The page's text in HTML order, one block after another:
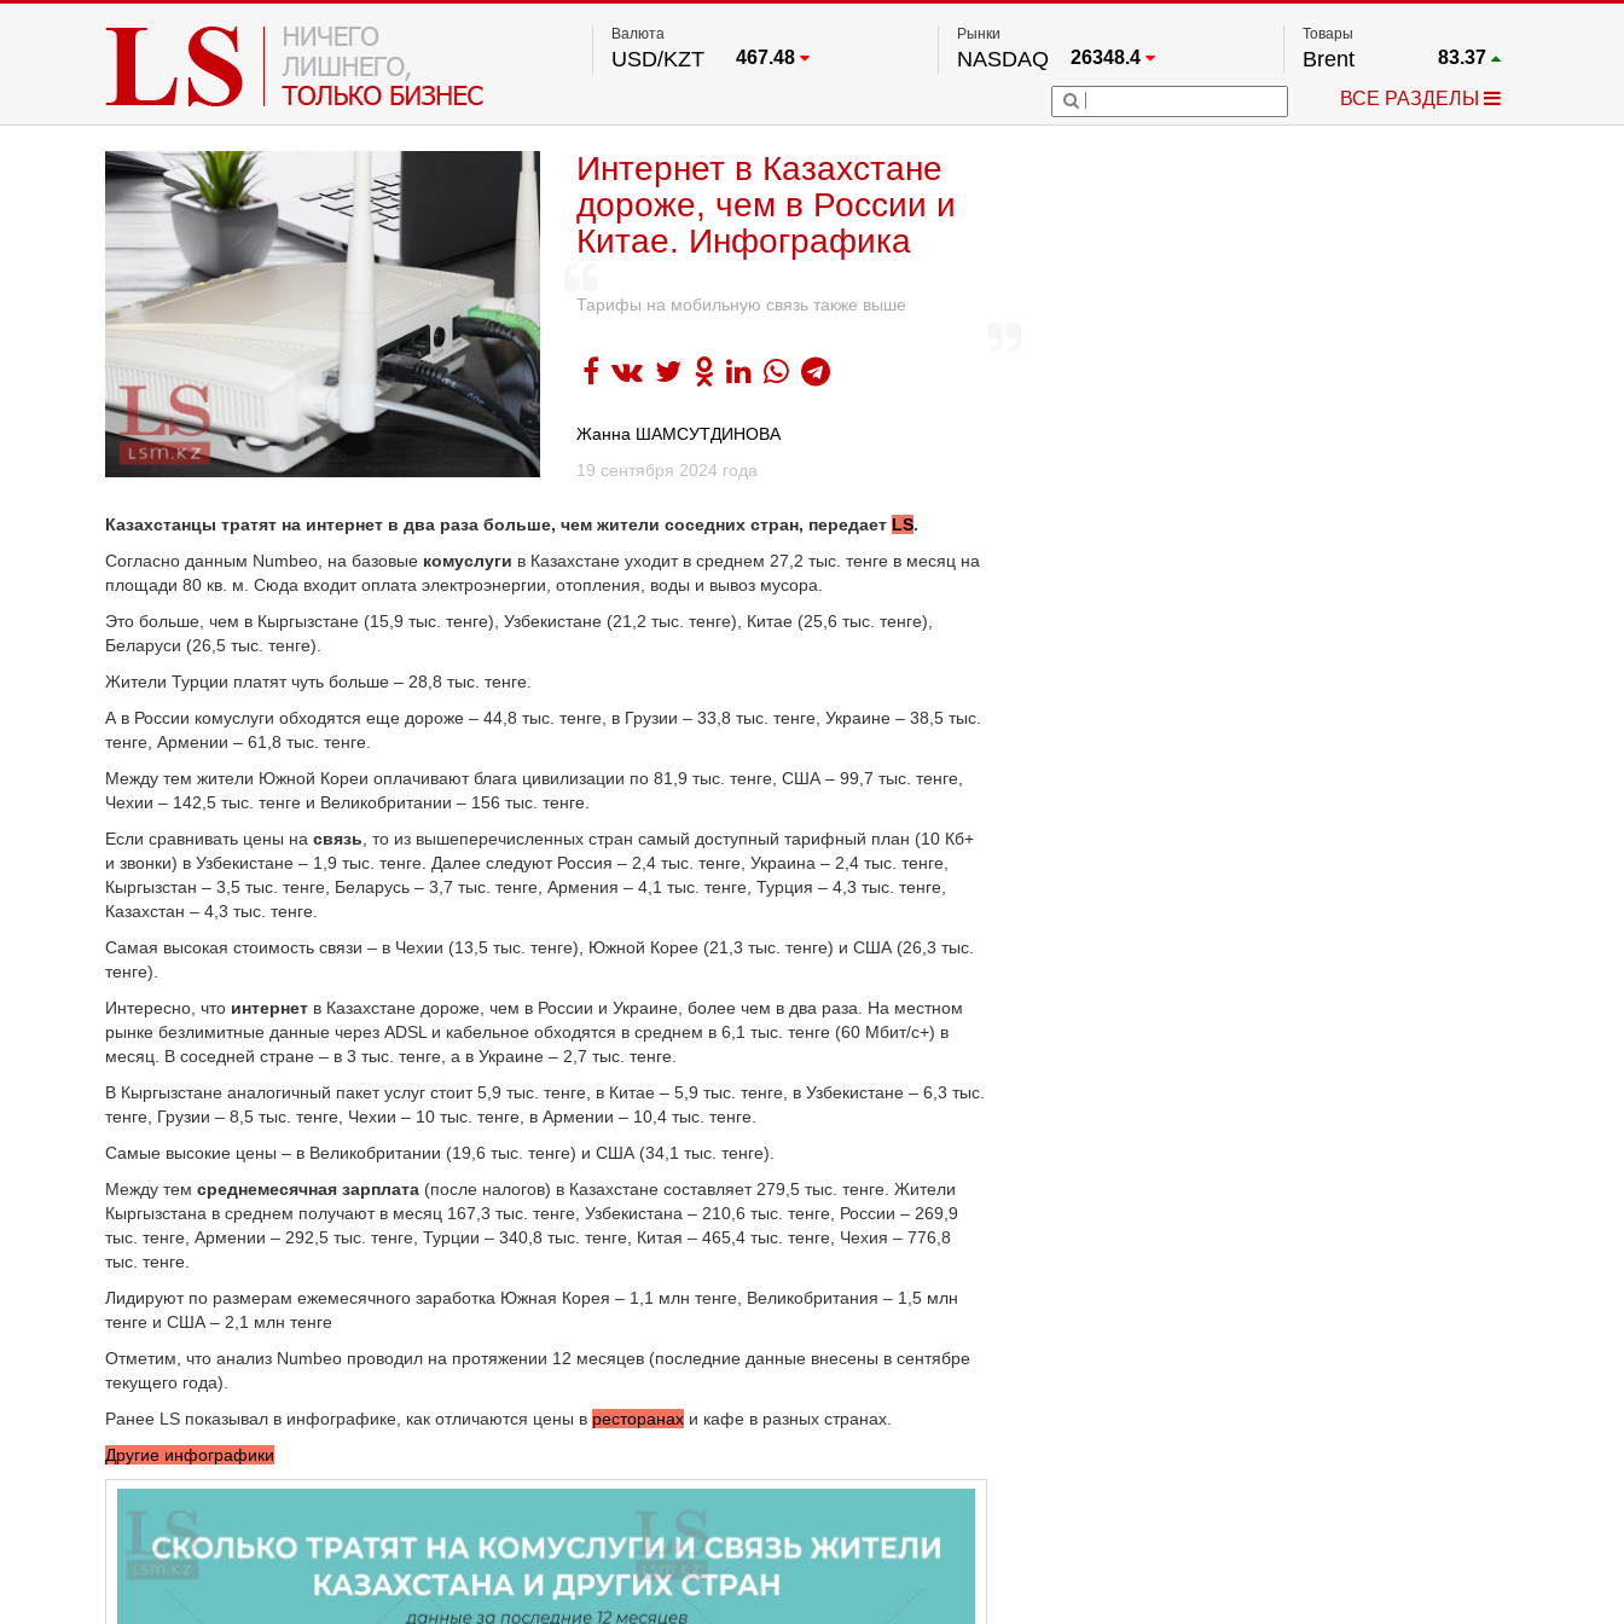
Валюта
USD/KZT 467.48
Рынки
NASDAQ 26348.4
FTSE 100 67.17
53885.1
Товары
Brent 83.37
Платина
2.624
ВСЕ РАЗДЕЛЫ
Интернет в Казахстане
дороже, чем в России и
Китае. Инфографика
Тарифы на мобильную связь также выше
Жанна ШАМСУТДИНОВА
19 сентября 2024 года
Казахстанцы тратят на интернет в два раза больше, чем жители соседних стран, передает LS.
Согласно данным Numbeo, на базовые комуслуги в Казахстане уходит в среднем 27,2 тыс. тенге в месяц на
площади 80 кв. м. Сюда входит оплата электроэнергии, отопления, воды и вывоз мусора.
Это больше, чем в Кыргызстане (15,9 тыс. тенге), Узбекистане (21,2 тыс. тенге), Китае (25,6 тыс. тенге),
Беларуси (26,5 тыс. тенге).
Жители Турции платят чуть больше – 28,8 тыс. тенге.
А в России комуслуги обходятся еще дороже – 44,8 тыс. тенге, в Грузии – 33,8 тыс. тенге, Украине – 38,5 тыс.
тенге, Армении – 61,8 тыс. тенге.
Между тем жители Южной Кореи оплачивают блага цивилизации по 81,9 тыс. тенге, США – 99,7 тыс. тенге,
Чехии – 142,5 тыс. тенге и Великобритании – 156 тыс. тенге.
Если сравнивать цены на связь , то из вышеперечисленных стран самый доступный тарифный план (10 Кб+
и звонки) в Узбекистане – 1,9 тыс. тенге. Далее следуют Россия – 2,4 тыс. тенге, Украина – 2,4 тыс. тенге,
Кыргызстан – 3,5 тыс. тенге, Беларусь – 3,7 тыс. тенге, Армения – 4,1 тыс. тенге, Турция – 4,3 тыс. тенге,
Казахстан – 4,3 тыс. тенге.
Самая высокая стоимость связи – в Чехии (13,5 тыс. тенге), Южной Корее (21,3 тыс. тенге) и США (26,3 тыс.
тенге).
Интересно, что интернет в Казахстане дороже, чем в России и Украине, более чем в два раза. На местном
рынке безлимитные данные через ADSL и кабельное обходятся в среднем в 6,1 тыс. тенге (60 Мбит/с+) в
месяц. В соседней стране – в 3 тыс. тенге, а в Украине – 2,7 тыс. тенге.
В Кыргызстане аналогичный пакет услуг стоит 5,9 тыс. тенге, в Китае – 5,9 тыс. тенге, в Узбекистане – 6,3 тыс.
тенге, Грузии – 8,5 тыс. тенге, Чехии – 10 тыс. тенге, в Армении – 10,4 тыс. тенге.
Самые высокие цены – в Великобритании (19,6 тыс. тенге) и США (34,1 тыс. тенге).
Между тем среднемесячная зарплата (после налогов) в Казахстане составляет 279,5 тыс. тенге. Жители
Кыргызстана в среднем получают в месяц 167,3 тыс. тенге, Узбекистана – 210,6 тыс. тенге, России – 269,9
тыс. тенге, Армении – 292,5 тыс. тенге, Турции – 340,8 тыс. тенге, Китая – 465,4 тыс. тенге, Чехия – 776,8
тыс. тенге.
Лидируют по размерам ежемесячного заработка Южная Корея – 1,1 млн тенге, Великобритания – 1,5 млн
тенге и США – 2,1 млн тенге
Отметим, что анализ Numbeo проводил на протяжении 12 месяцев (последние данные внесены в сентябре
текущего года).
Ранее LS показывал в инфографике, как отличаются цены в ресторанах и кафе в разных странах.
Другие инфографики